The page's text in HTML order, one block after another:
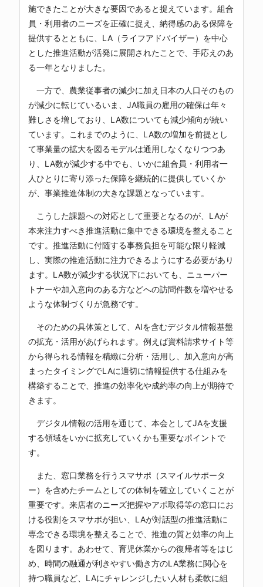
施できたことが大きな要因であると捉えています。組合
員・利用者のニーズを正確に捉え、納得感のある保障を
提供するとともに、LA（ライフアドバイザー）を中心
とした推進活動が活発に展開されたことで、手応えのあ
る一年となりました。
一方で、農業従事者の減少に加え日本の人口そのもの
が減少に転じているいま、JA職員の雇用の確保は年々
難しさを増しており、LA数についても減少傾向が続い
ています。これまでのように、LA数の増加を前提とし
て事業量の拡大を図るモデルは通用しなくなりつつあ
り、LA数が減少する中でも、いかに組合員・利用者一
人ひとりに寄り添った保障を継続的に提供していくか
が、事業推進体制の大きな課題となっています。
こうした課題への対応として重要となるのが、LAが
本来注力すべき推進活動に集中できる環境を整えること
です。推進活動に付随する事務負担を可能な限り軽減
し、実際の推進活動に注力できるようにする必要があり
ます。LA数が減少する状況下においても、ニューパー
トナーや加入意向のある方などへの訪問件数を増やせる
ような体制づくりが急務です。
そのための具体策として、AIを含むデジタル情報基盤
の拡充・活用があげられます。例えば資料請求サイト等
から得られる情報を精緻に分析・活用し、加入意向が高
まったタイミングでLAに適切に情報提供する仕組みを
構築することで、推進の効率化や成約率の向上が期待で
きます。
デジタル情報の活用を通じて、本会としてJAを支援
する領域をいかに拡充していくかも重要なポイントで
す。
また、窓口業務を行うスマサポ（スマイルサポータ
ー）を含めたチームとしての体制を確立していくことが
重要です。来店者のニーズ把握やアポ取得等の窓口にお
ける役割をスマサポが担い、LAが対話型の推進活動に
専念できる環境を整えることで、推進の質と効率の向上
を図ります。あわせて、育児休業からの復帰者等をはじ
め、時間の融通が利きやすい働き方のLA業務に関心を
持つ職員など、LAにチャレンジしたい人材も柔軟に組